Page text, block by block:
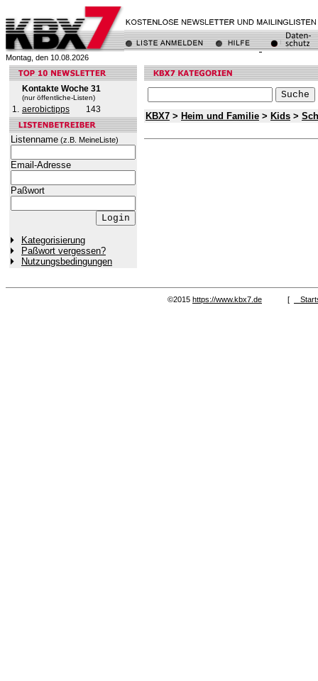
Montag, den 10.08.2026
Kontakte Woche 31
(nur öffentliche-Listen)
1. aerobictipps 143
Listenname (z.B. MeineListe)
Email-Adresse
Paßwort
Kategorisierung
Paßwort vergessen?
Nutzungsbedingungen
KBX7 > Heim und Familie > Kids >
©2015 https://www.kbx7.de [